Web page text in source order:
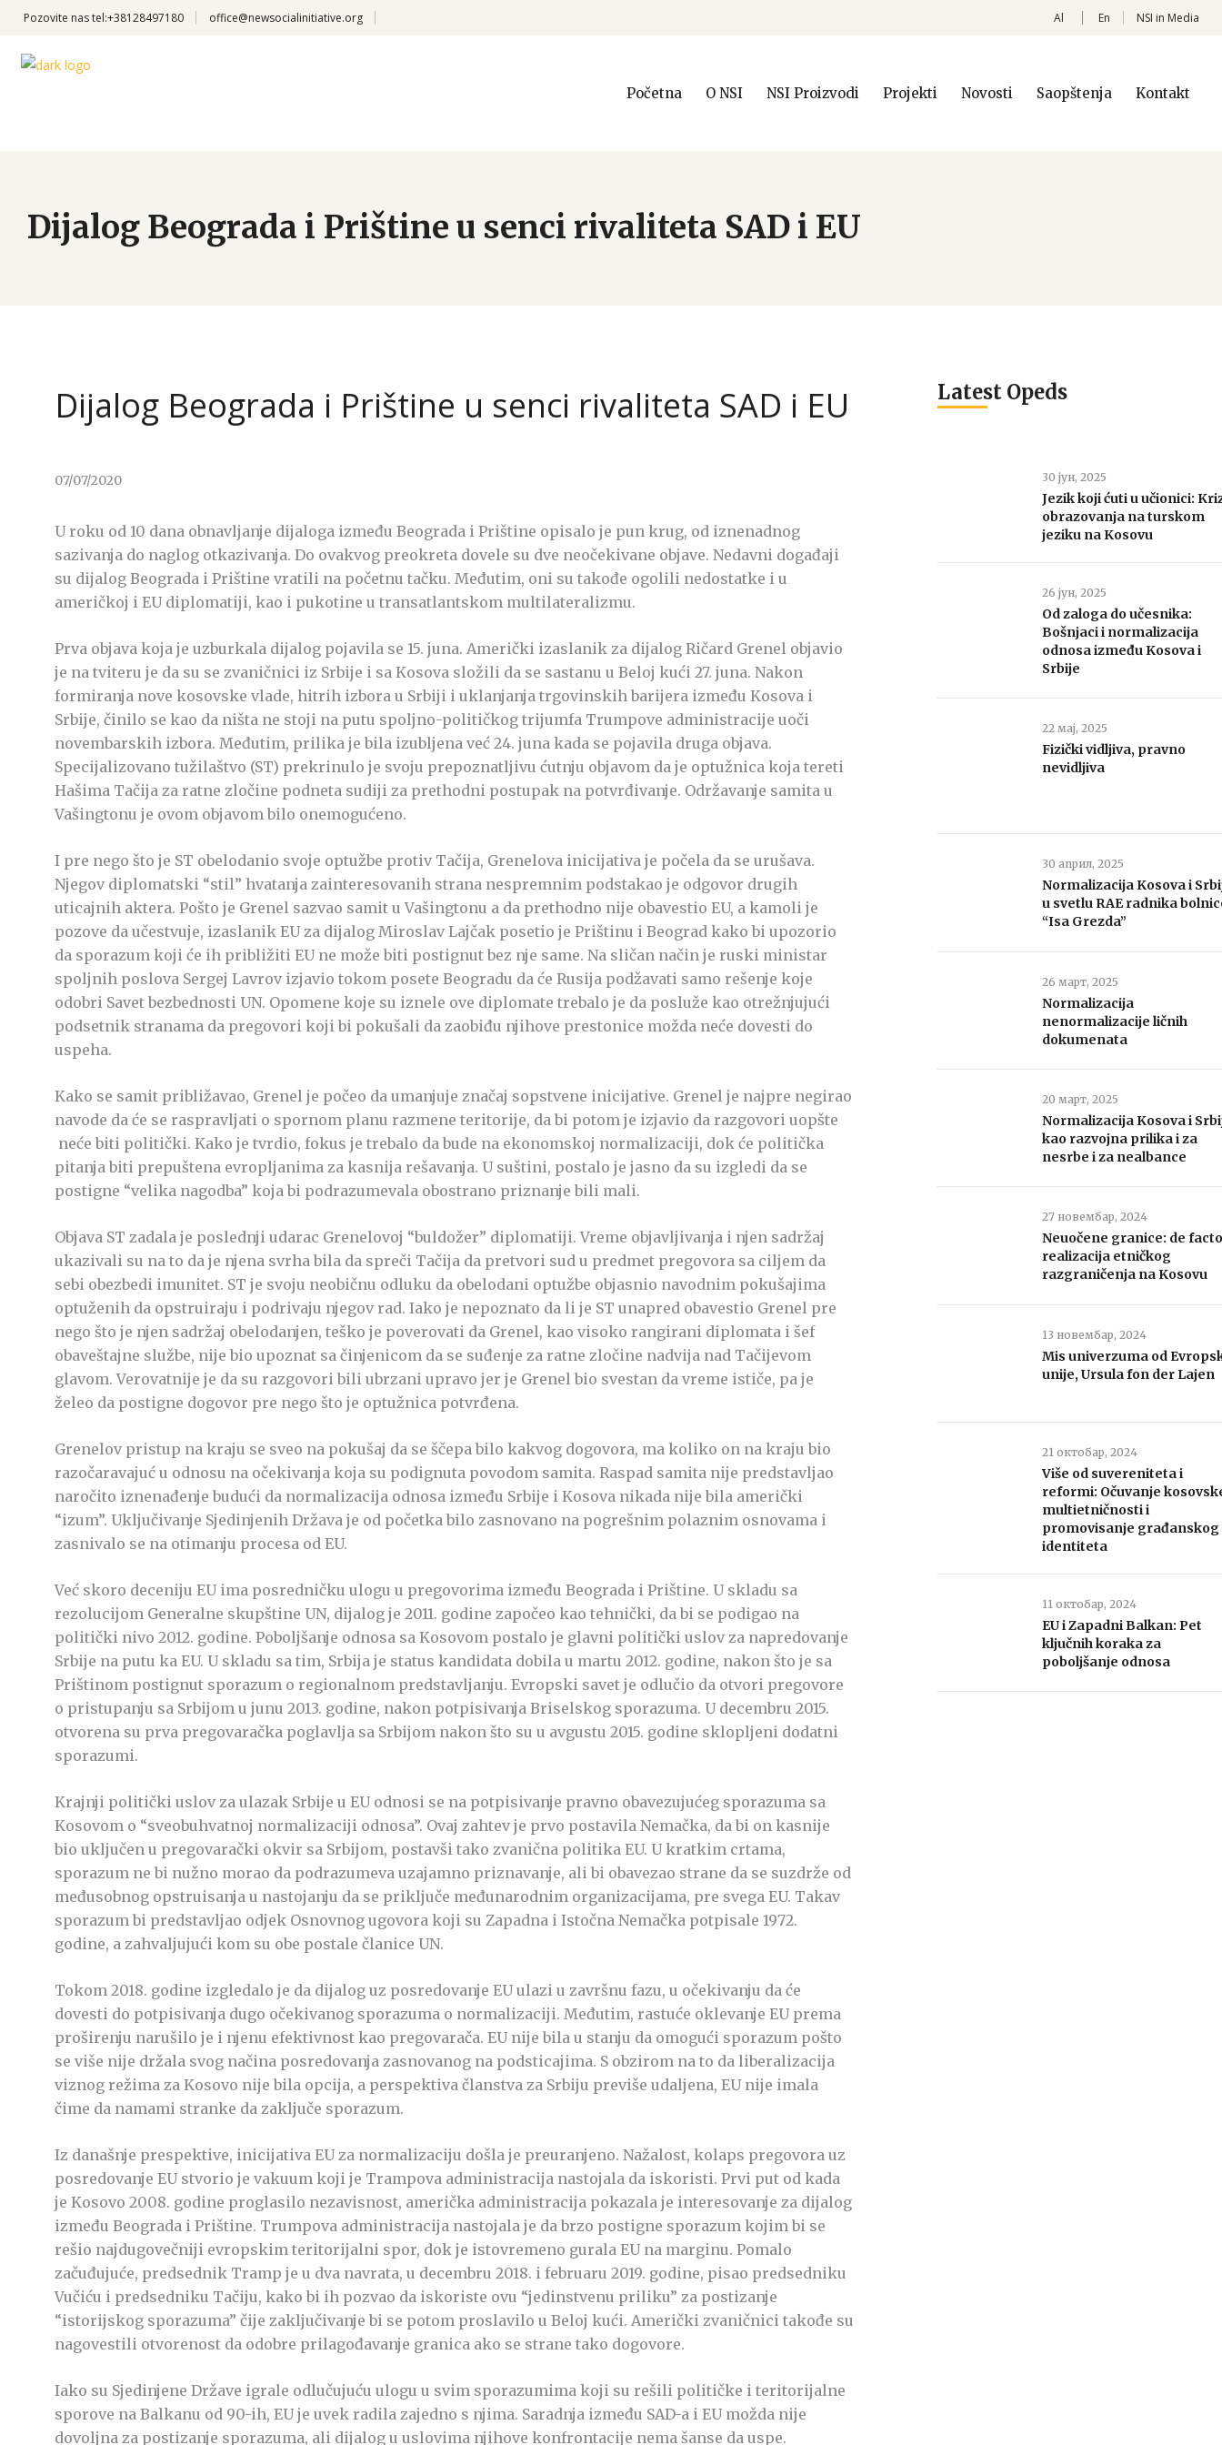
Pozovite nastel:+38128497180 office@newsocialinitiative.org Al En NSI in Media
Početna O NSI NSI Proizvodi Projekti Novosti Saopštenja Kontakt
Dijalog Beograda i Prištine u senci rivaliteta SAD i EU
Dijalog Beograda i Prištine u senci rivaliteta SAD i EU
07/07/2020
U roku od 10 dana obnavljanje dijaloga između Beograda i Prištine opisalo je pun krug, od iznenadnog
sazivanja do naglog otkazivanja. Do ovakvog preokreta dovele su dve neočekivane objave. Nedavni događaji
su dijalog Beograda i Prištine vratili na početnu tačku. Međutim, oni su takođe ogolili nedostatke i u
američkoj i EU diplomatiji, kao i pukotine u transatlantskom multilateralizmu.
Prva objava koja je uzburkala dijalog pojavila se 15. juna. Američki izaslanik za dijalog Ričard Grenel objavio
je na tviteru je da su se zvaničnici iz Srbije i sa Kosova složili da se sastanu u Beloj kući 27. juna. Nakon
formiranja nove kosovske vlade, hitrih izbora u Srbiji i uklanjanja trgovinskih barijera između Kosova i
Srbije, činilo se kao da ništa ne stoji na putu spoljno-političkog trijumfa Trumpove administracije uoči
novembarskih izbora. Međutim, prilika je bila izubljena već 24. juna kada se pojavila druga objava.
Specijalizovano tužilaštvo (ST) prekrinulo je svoju prepoznatljivu ćutnju objavom da je optužnica koja tereti
Hašima Tačija za ratne zločine podneta sudiji za prethodni postupak na potvrđivanje. Održavanje samita u
Vašingtonu je ovom objavom bilo onemogućeno.
I pre nego što je ST obelodanio svoje optužbe protiv Tačija, Grenelova inicijativa je počela da se urušava.
Njegov diplomatski “stil” hvatanja zainteresovanih strana nespremnim podstakao je odgovor drugih
uticajnih aktera. Pošto je Grenel sazvao samit u Vašingtonu a da prethodno nije obavestio EU, a kamoli je
pozove da učestvuje, izaslanik EU za dijalog Miroslav Lajčak posetio je Prištinu i Beograd kako bi upozorio
da sporazum koji će ih približiti EU ne može biti postignut bez nje same. Na sličan način je ruski ministar
spoljnih poslova Sergej Lavrov izjavio tokom posete Beogradu da će Rusija podžavati samo rešenje koje
odobri Savet bezbednosti UN. Opomene koje su iznele ove diplomate trebalo je da posluže kao otrežnjujući
podsetnik stranama da pregovori koji bi pokušali da zaobiđu njihove prestonice možda neće dovesti do
uspeha.
Kako se samit približavao, Grenel je počeo da umanjuje značaj sopstvene inicijative. Grenel je najpre negirao
navode da će se raspravljati o spornom planu razmene teritorije, da bi potom je izjavio da razgovori uopšte
neće biti politički. Kako je tvrdio, fokus je trebalo da bude na ekonomskoj normalizaciji, dok će politička
pitanja biti prepuštena evropljanima za kasnija rešavanja. U suštini, postalo je jasno da su izgledi da se
postigne “velika nagodba” koja bi podrazumevala obostrano priznanje bili mali.
Objava ST zadala je poslednji udarac Grenelovoj “buldožer” diplomatiji. Vreme objavljivanja i njen sadržaj
ukazivali su na to da je njena svrha bila da spreči Tačija da pretvori sud u predmet pregovora sa ciljem da
sebi obezbedi imunitet. ST je svoju neobičnu odluku da obelodani optužbe objasnio navodnim pokušajima
optuženih da opstruiraju i podrivaju njegov rad. Iako je nepoznato da li je ST unapred obavestio Grenel pre
nego što je njen sadržaj obelodanjen, teško je poverovati da Grenel, kao visoko rangirani diplomata i šef
obaveštajne službe, nije bio upoznat sa činjenicom da se suđenje za ratne zločine nadvija nad Tačijevom
glavom. Verovatnije je da su razgovori bili ubrzani upravo jer je Grenel bio svestan da vreme ističe, pa je
želeo da postigne dogovor pre nego što je optužnica potvrđena.
Grenelov pristup na kraju se sveo na pokušaj da se ščepa bilo kakvog dogovora, ma koliko on na kraju bio
razočaravajuć u odnosu na očekivanja koja su podignuta povodom samita. Raspad samita nije predstavljao
naročito iznenađenje budući da normalizacija odnosa između Srbije i Kosova nikada nije bila američki
“izum”. Uključivanje Sjedinjenih Država je od početka bilo zasnovano na pogrešnim polaznim osnovama i
zasnivalo se na otimanju procesa od EU.
Već skoro deceniju EU ima posredničku ulogu u pregovorima između Beograda i Prištine. U skladu sa
rezolucijom Generalne skupštine UN, dijalog je 2011. godine započeo kao tehnički, da bi se podigao na
politički nivo 2012. godine. Poboljšanje odnosa sa Kosovom postalo je glavni politički uslov za napredovanje
Srbije na putu ka EU. U skladu sa tim, Srbija je status kandidata dobila u martu 2012. godine, nakon što je sa
Prištinom postignut sporazum o regionalnom predstavljanju. Evropski savet je odlučio da otvori pregovore
o pristupanju sa Srbijom u junu 2013. godine, nakon potpisivanja Briselskog sporazuma. U decembru 2015.
otvorena su prva pregovaračka poglavlja sa Srbijom nakon što su u avgustu 2015. godine sklopljeni dodatni
sporazumi.
Krajnji politički uslov za ulazak Srbije u EU odnosi se na potpisivanje pravno obavezujućeg sporazuma sa
Kosovom o “sveobuhvatnoj normalizaciji odnosa”. Ovaj zahtev je prvo postavila Nemačka, da bi on kasnije
bio uključen u pregovarački okvir sa Srbijom, postavši tako zvanična politika EU. U kratkim crtama,
sporazum ne bi nužno morao da podrazumeva uzajamno priznavanje, ali bi obavezao strane da se suzdrže od
međusobnog opstruisanja u nastojanju da se priključe međunarodnim organizacijama, pre svega EU. Takav
sporazum bi predstavljao odjek Osnovnog ugovora koji su Zapadna i Istočna Nemačka potpisale 1972.
godine, a zahvaljujući kom su obe postale članice UN.
Tokom 2018. godine izgledalo je da dijalog uz posredovanje EU ulazi u završnu fazu, u očekivanju da će
dovesti do potpisivanja dugo očekivanog sporazuma o normalizaciji. Međutim, rastuće oklevanje EU prema
proširenju narušilo je i njenu efektivnost kao pregovarača. EU nije bila u stanju da omogući sporazum pošto
se više nije držala svog načina posredovanja zasnovanog na podsticajima. S obzirom na to da liberalizacija
viznog režima za Kosovo nije bila opcija, a perspektiva članstva za Srbiju previše udaljena, EU nije imala
čime da namami stranke da zaključe sporazum.
Iz današnje prespektive, inicijativa EU za normalizaciju došla je preuranjeno. Nažalost, kolaps pregovora uz
posredovanje EU stvorio je vakuum koji je Trampova administracija nastojala da iskoristi. Prvi put od kada
je Kosovo 2008. godine proglasilo nezavisnost, američka administracija pokazala je interesovanje za dijalog
između Beograda i Prištine. Trumpova administracija nastojala je da brzo postigne sporazum kojim bi se
rešio najdugovečniji evropskim teritorijalni spor, dok je istovremeno gurala EU na marginu. Pomalo
začuđujuće, predsednik Tramp je u dva navrata, u decembru 2018. i februaru 2019. godine, pisao predsedniku
Vučiću i predsedniku Tačiju, kako bi ih pozvao da iskoriste ovu “jedinstvenu priliku” za postizanje
“istorijskog sporazuma” čije zaključivanje bi se potom proslavilo u Beloj kući. Američki zvaničnici takođe su
nagovestili otvorenost da odobre prilagođavanje granica ako se strane tako dogovore.
Iako su Sjedinjene Države igrale odlučujuću ulogu u svim sporazumima koji su rešili političke i teritorijalne
sporove na Balkanu od 90-ih, EU je uvek radila zajedno s njima. Saradnja između SAD-a i EU možda nije
dovoljna za postizanje sporazuma, ali dijalog u uslovima njihove konfrontacije nema šanse da uspe.
Latest Opeds
30 јун, 2025
Jezik koji ćuti u učionici:
obrazovanja na turskom
jeziku na Kosovu
26 јун, 2025
Od zaloga do učesnika:
Bošnjaci i normalizacija
odnosa između Kosova i
Srbije
22 мај, 2025
Fizički vidljiva, pravno
nevidljiva
30 април, 2025
Normalizacija Kosova i
u svetlu RAE radnika
“Isa Grezda”
26 март, 2025
Normalizacija
nenormalizacije ličnih
dokumenata
20 март, 2025
Normalizacija Kosova i
kao razvojna prilika i za
nesrbe i za nealbance
27 новембар, 2024
Neuočene granice: de facto
realizacija etničkog
razgraničenja na Kosovu
13 новембар, 2024
Mis univerzuma od
unije, Ursula fon der Lajen
21 октобар, 2024
Više od suvereniteta i
reformi: Očuvanje
multietničnosti i
promovisanje građanskog
identiteta
11 октобар, 2024
EU i Zapadni Balkan: Pet
ključnih koraka za
poboljšanje odnosa